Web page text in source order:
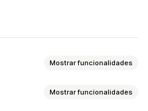
Mostrar funcionalidades
Mostrar funcionalidades